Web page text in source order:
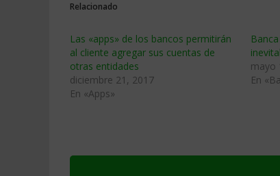
Relacionado
Las «apps» de los bancos permitirán
al cliente agregar sus cuentas de
otras entidades
diciembre 21, 2017
En «Apps»
mayo
En